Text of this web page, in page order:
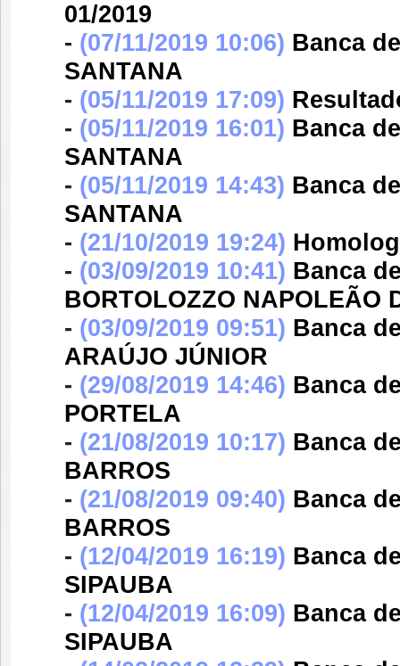
01/2019
- (07/11/2019 10:06) Banca
SANTANA
- (05/11/2019 17:09)
- (05/11/2019 16:01) Banca
SANTANA
- (05/11/2019 14:43) Banca
SANTANA
- (21/10/2019 19:24)
- (03/09/2019 10:41) Banca
BORTOLOZZO NAPOLEÃO
- (03/09/2019 09:51) Banca
ARAÚJO JÚNIOR
- (29/08/2019 14:46) Banca
PORTELA
- (21/08/2019 10:17) Banca
BARROS
- (21/08/2019 09:40) Banca
BARROS
- (12/04/2019 16:19) Banca
SIPAUBA
- (12/04/2019 16:09) Banca
SIPAUBA